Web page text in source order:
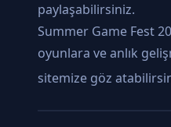
paylaşabilirsiniz.
Summer Game Fest
oyunlara ve anlık
sitemize göz